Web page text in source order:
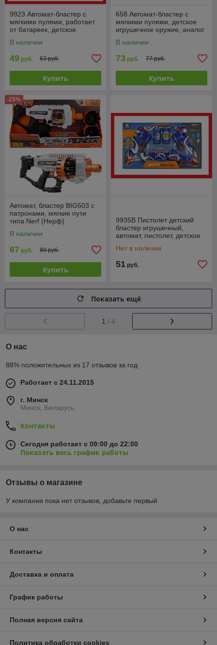
9923 Автомат-бластер с
мягкими пулями, работает
от батареек, детское
Nerf
В наличии
49 руб. 63 руб.
Купить
658 Автомат-бластер с
мягкими пулями, детское
игрушечное оружие, аналог
В наличии
73 руб. 77 руб.
Купить
-25%
Автомат, бластер BIG503 с
патронами, мягкие пути
типа Nerf (Нерф)
В наличии
67 руб. 89 руб.
Купить
9935В Пистолет детский
бластер игрушечный,
автомат, пистолет, детское
Nerf
Нет в наличии
51 руб.
Показать ещё
1 / 4
О нас
88% положительных из 17 отзывов за год
Работает с 24.11.2015
г. Минск
Минск, Беларусь
Контакты
Сегодня работает с 09:00 до 22:00
Показать весь график работы
Отзывы о магазине
У компании пока нет отзывов, добавьте первый
О нас
Контакты
Доставка и оплата
График работы
Полная версия сайта
Политика обработки cookies